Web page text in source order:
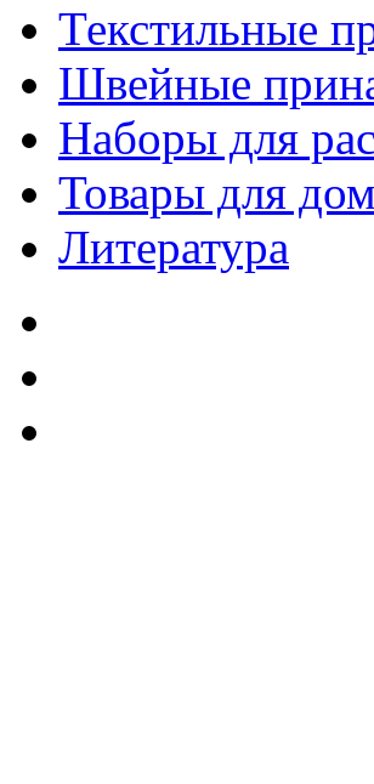
Текстильные
Швейные
Наборы для
Товары для
Литература